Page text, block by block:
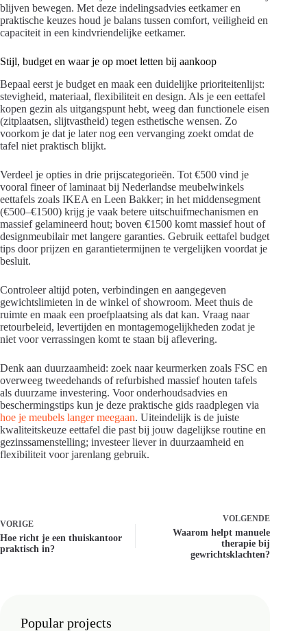
blijven bewegen. Met deze indelingsadvies eetkamer en
praktische keuzes houd je balans tussen comfort, veiligheid en
capaciteit in een kindvriendelijke eetkamer.
Stijl, budget en waar je op moet letten bij aankoop
Bepaal eerst je budget en maak een duidelijke prioriteitenlijst:
stevigheid, materiaal, flexibiliteit en design. Als je een eettafel
kopen gezin als uitgangspunt hebt, weeg dan functionele eisen
(zitplaatsen, slijtvastheid) tegen esthetische wensen. Zo
voorkom je dat je later nog een vervanging zoekt omdat de
tafel niet praktisch blijkt.
Verdeel je opties in drie prijscategorieën. Tot €500 vind je
vooral fineer of laminaat bij Nederlandse meubelwinkels
eettafels zoals IKEA en Leen Bakker; in het middensegment
(€500–€1500) krijg je vaak betere uitschuifmechanismen en
massief gelamineerd hout; boven €1500 komt massief hout of
designmeubilair met langere garanties. Gebruik eettafel budget
tips door prijzen en garantietermijnen te vergelijken voordat je
besluit.
Controleer altijd poten, verbindingen en aangegeven
gewichtslimieten in de winkel of showroom. Meet thuis de
ruimte en maak een proefplaatsing als dat kan. Vraag naar
retourbeleid, levertijden en montagemogelijkheden zodat je
niet voor verrassingen komt te staan bij aflevering.
Denk aan duurzaamheid: zoek naar keurmerken zoals FSC en
overweeg tweedehands of refurbished massief houten tafels
als duurzame investering. Voor onderhoudsadvies en
beschermingstips kun je deze praktische gids raadplegen via
hoe je meubels langer meegaan. Uiteindelijk is de juiste
kwaliteitskeuze eettafel die past bij jouw dagelijkse routine en
gezinssamenstelling; investeer liever in duurzaamheid en
flexibiliteit voor jarenlang gebruik.
VORIGE
Hoe richt je een thuiskantoor
praktisch in?
VOLGENDE
Waarom helpt manuele
therapie bij
gewrichtsklachten?
Popular projects